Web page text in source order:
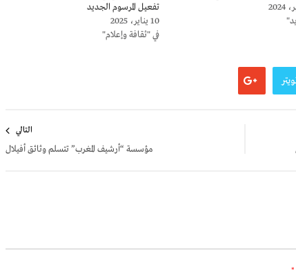
تفعيل المرسوم الجديد
10 يناير، 2025
في "ثقافة وإعلام"
التالي
مؤسسة “أرشيف المغرب” تتسلم وثائق أفيلال
*